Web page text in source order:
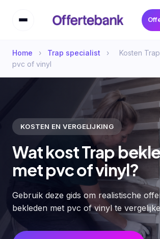
Home › Trap specialist ›
Kosten
pvc of vinyl
KOSTEN EN VERGELIJKING
Wat kost Trap
met pvc of vinyl?
Gebruik deze gids om realistische
bekleden met pvc of vinyl te